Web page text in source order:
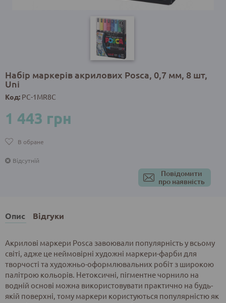
Набір маркерів акрилових Posca, 0,7 мм, 8 шт,
Uni
Код: PC-1MR8C
1 443 грн
В обране
Відсутній
Повідомити
про наявність
Опис Відгуки
Акрилові маркери Posca завоювали популярність у всьому
світі, адже це неймовірні художні маркери-фарби для
творчості та художньо-оформлювальних робіт з широкою
палітрою кольорів. Нетоксичні, пігментне чорнило на
водній основі можна використовувати практично на будь-
якій поверхні, тому маркери користуються популярністю як